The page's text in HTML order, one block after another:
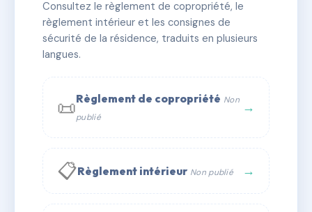
✓ Immatriculée 🏠 27 lots 🏗 1 bâtiment(s)
📞 Contacter Syndic Digital
Consultez le règlement de copropriété, le
règlement intérieur et les consignes de
sécurité de la résidence, traduits en plusieurs
langues.
📜Règlement de copropriété Non
publié
→
📋Règlement intérieur Non publié →